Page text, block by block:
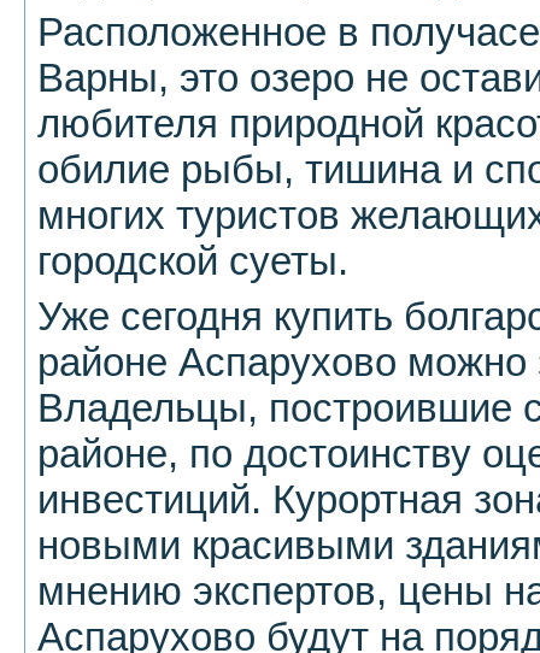
Расположенное в
Варны, это озеро не
любителя природной
обилие рыбы, тишина и
многих туристов
городской суеты.
Уже сегодня купить
районе Аспарухово можно
Владельцы, построившие
районе, по достоинству
инвестиций. Курортная
новыми красивыми
мнению экспертов, цены
Аспарухово будут на